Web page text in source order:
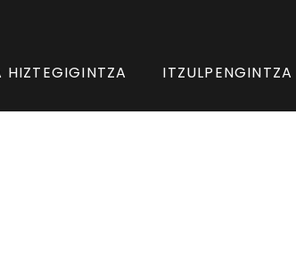
HIZTEGIGINTZA ITZULPENGINTZA